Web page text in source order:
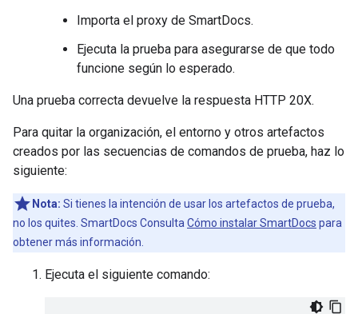
Importa el proxy de SmartDocs.
Ejecuta la prueba para asegurarse de que todo
funcione según lo esperado.
Una prueba correcta devuelve la respuesta HTTP 20X.
Para quitar la organización, el entorno y otros artefactos
creados por las secuencias de comandos de prueba, haz lo
siguiente:
Nota: Si tienes la intención de usar los artefactos de prueba,
no los quites. SmartDocs Consulta Cómo instalar SmartDocs para
obtener más información.
Ejecuta el siguiente comando: